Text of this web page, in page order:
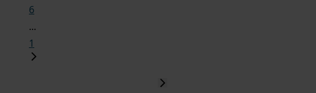
6
...
1